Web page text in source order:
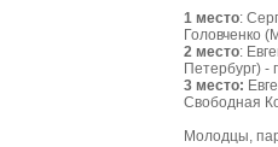
1 место:
Головченко
2 место:
Петербург) -
3 место:
Свободная
Молодцы,